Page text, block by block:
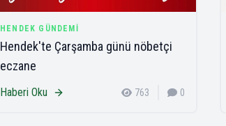
HENDEK GÜNDEMI
Hendek'te Çarşamba günü nöbetçi
eczane
Haberi Oku 763 0